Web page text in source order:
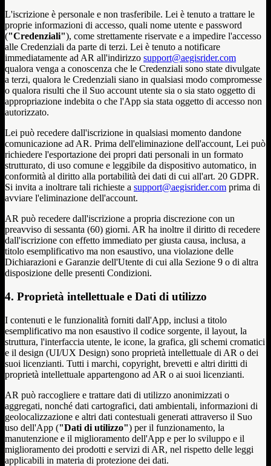
L'iscrizione è personale e non trasferibile. Lei è tenuto a trattare le
proprie informazioni di accesso, quali nome utente e password
("Credenziali"), come strettamente riservate e a impedire l'accesso
alle Credenziali da parte di terzi. Lei è tenuto a notificare
immediatamente ad AR all'indirizzo support@aegisrider.com
qualora venga a conoscenza che le Credenziali sono state divulgate
a terzi, qualora le Credenziali siano in qualsiasi modo compromesse
o qualora risulti che il Suo account utente sia o sia stato oggetto di
appropriazione indebita o che l'App sia stata oggetto di accesso non
autorizzato.
Lei può recedere dall'iscrizione in qualsiasi momento dandone
comunicazione ad AR. Prima dell'eliminazione dell'account, Lei può
richiedere l'esportazione dei propri dati personali in un formato
strutturato, di uso comune e leggibile da dispositivo automatico, in
conformità al diritto alla portabilità dei dati di cui all'art. 20 GDPR.
Si invita a inoltrare tali richieste a support@aegisrider.com prima di
avviare l'eliminazione dell'account.
AR può recedere dall'iscrizione a propria discrezione con un
preavviso di sessanta (60) giorni. AR ha inoltre il diritto di recedere
dall'iscrizione con effetto immediato per giusta causa, inclusa, a
titolo esemplificativo ma non esaustivo, una violazione delle
Dichiarazioni e Garanzie dell'Utente di cui alla Sezione 9 o di altra
disposizione delle presenti Condizioni.
4. Proprietà intellettuale e Dati di utilizzo
I contenuti e le funzionalità forniti dall'App, inclusi a titolo
esemplificativo ma non esaustivo il codice sorgente, il layout, la
struttura, l'interfaccia utente, le icone, la grafica, gli schemi cromatici
e il design (UI/UX Design) sono proprietà intellettuale di AR o dei
suoi licenzianti. Tutti i marchi, copyright, brevetti e altri diritti di
proprietà intellettuale appartengono ad AR o ai suoi licenzianti.
AR può raccogliere e trattare dati di utilizzo anonimizzati o
aggregati, nonché dati cartografici, dati ambientali, informazioni di
geolocalizzazione e altri dati contestuali generati attraverso il Suo
uso dell'App ("Dati di utilizzo") per il funzionamento, la
manutenzione e il miglioramento dell'App e per lo sviluppo e il
miglioramento dei prodotti e servizi di AR, nel rispetto delle leggi
applicabili in materia di protezione dei dati.